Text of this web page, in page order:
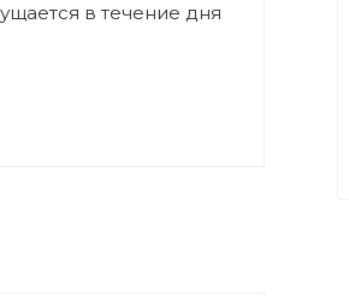
в течение дня